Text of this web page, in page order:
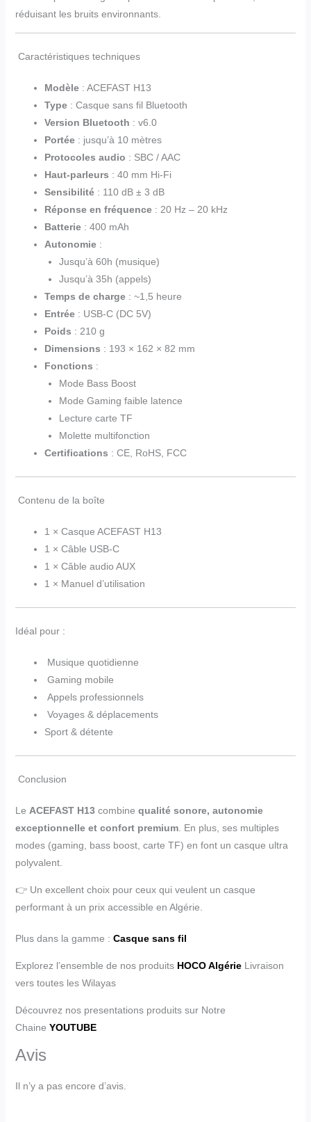
réduisant les bruits environnants.
Caractéristiques techniques
Modèle: ACEFAST H13
Type: Casque sans fil Bluetooth
Version Bluetooth : v6.0
Portée: jusqu’à 10 mètres
Protocoles audio : SBC / AAC
Haut-parleurs : 40 mm Hi-Fi
Sensibilité: 110 dB ± 3 dB
Réponse en fréquence: 20 Hz – 20 kHz
Batterie: 400 mAh
Autonomie:
Jusqu’à 60h (musique)
Jusqu’à 35h (appels)
Temps de charge: ~1,5 heure
Entrée: USB-C (DC 5V)
Poids : 210 g
Dimensions : 193 × 162 × 82 mm
Fonctions :
Mode Bass Boost
Mode Gaming faible latence
Lecture carte TF
Molette multifonction
Certifications : CE, RoHS, FCC
Contenu de la boîte
1 × Casque ACEFAST H13
1 × Câble USB-C
1 × Câble audio AUX
1 × Manuel d’utilisation
Idéal pour :
Musique quotidienne
Gaming mobile
Appels professionnels
Voyages & déplacements
Sport & détente
Conclusion
Le ACEFAST H13combine qualité sonore, autonomie
exceptionnelle et confort premium. En plus, ses multiples
modes (gaming, bass boost, carte TF) en font un casque ultra
polyvalent.
👉 Un excellent choix pour ceux qui veulent un casque
performant à un prix accessible en Algérie.
Plus dans la gamme : Casque sans fil
Explorez l’ensemble de nos produits HOCO Algérie Livraison
vers toutes les Wilayas
Découvrez nos presentations produits sur Notre
Chaine YOUTUBE
Avis
Il n’y a pas encore d’avis.